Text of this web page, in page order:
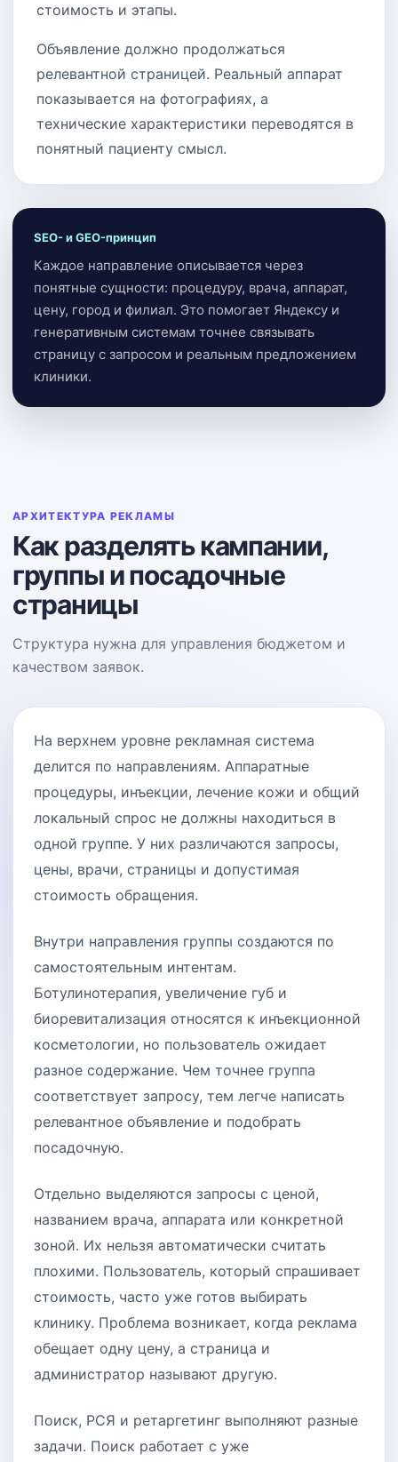
стоимость и этапы.
Объявление должно продолжаться
релевантной страницей. Реальный аппарат
показывается на фотографиях, а
технические характеристики переводятся в
понятный пациенту смысл.
SEO- и GEO-принцип
Каждое направление описывается через
понятные сущности: процедуру, врача, аппарат,
цену, город и филиал. Это помогает Яндексу и
генеративным системам точнее связывать
страницу с запросом и реальным предложением
клиники.
АРХИТЕКТУРА РЕКЛАМЫ
Как разделять кампании,
группы и посадочные
страницы
Структура нужна для управления бюджетом и
качеством заявок.
На верхнем уровне рекламная система
делится по направлениям. Аппаратные
процедуры, инъекции, лечение кожи и общий
локальный спрос не должны находиться в
одной группе. У них различаются запросы,
цены, врачи, страницы и допустимая
стоимость обращения.
Внутри направления группы создаются по
самостоятельным интентам.
Ботулинотерапия, увеличение губ и
биоревитализация относятся к инъекционной
косметологии, но пользователь ожидает
разное содержание. Чем точнее группа
соответствует запросу, тем легче написать
релевантное объявление и подобрать
посадочную.
Отдельно выделяются запросы с ценой,
названием врача, аппарата или конкретной
зоной. Их нельзя автоматически считать
плохими. Пользователь, который спрашивает
стоимость, часто уже готов выбирать
клинику. Проблема возникает, когда реклама
обещает одну цену, а страница и
администратор называют другую.
Поиск, РСЯ и ретаргетинг выполняют разные
задачи. Поиск работает с уже